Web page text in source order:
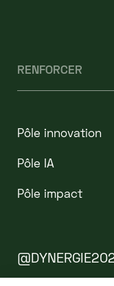
RENFORCER
Pôle innovation
Pôle IA
Pôle impact